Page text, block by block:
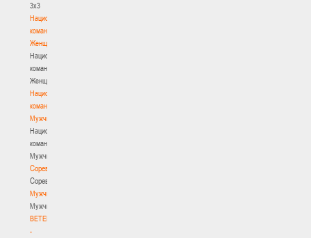
3х3
Национальная
команда.
Женщины
Национальная
команда.
Женщины
Национальная
команда.
Мужчины
Национальная
команда.
Мужчины
Соревнования
Соревнования
Мужчины
Мужчины
BETERA
-